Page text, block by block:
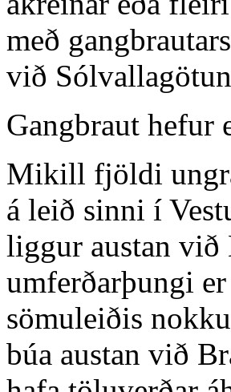
með
við
Gangbraut hefur
Mikill fjöldi
á leið sinni í
liggur austan
umferðarþungi
sömuleiðis
búa austan við